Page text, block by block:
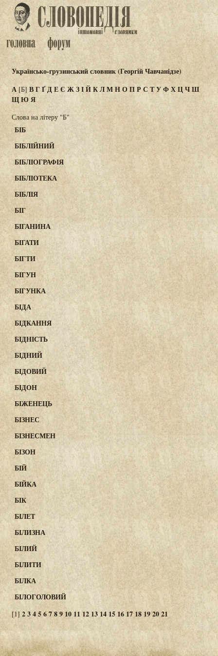
Українсько-грузинський словник (Георгій Чавчанідзе)
А [Б] ВГҐДЕЄ ЖЗІЙКЛМНОПР СТУФХЦЧШ
ЩЮ Я
Слова на літеру "Б"
БІБ
БІБЛІЙНИЙ
БІБЛІОГРАФІЯ
БІБЛІОТЕКА
БІБЛІЯ
БІГ
БІГАНИНА
БІГАТИ
БІГТИ
БІГУН
БІГУНКА
БІДА
БІДКАННЯ
БІДНІСТЬ
БІДНИЙ
БІДОВИЙ
БІДОН
БІЖЕНЕЦЬ
БІЗНЕС
БІЗНЕСМЕН
БІЗОН
БІЙ
БІЙКА
БІК
БІЛЕТ
БІЛИЗНА
БІЛИЙ
БІЛИТИ
БІЛКА
БІЛОГОЛОВИЙ
[1] 23456789 10 11 12 1314 1516 17 18 192021